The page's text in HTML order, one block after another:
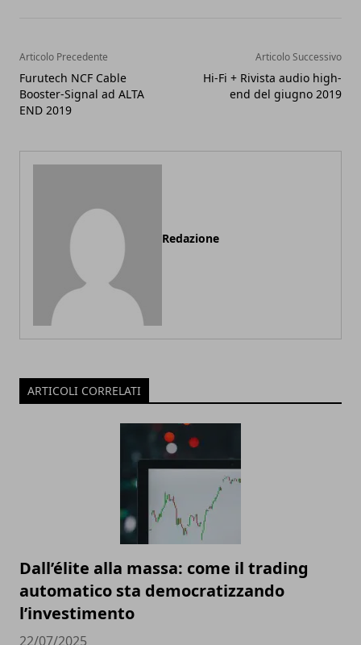
Articolo Precedente
Furutech NCF Cable
Booster-Signal ad ALTA
END 2019
Articolo Successivo
Hi-Fi + Rivista audio high-
end del giugno 2019
Redazione
ARTICOLI CORRELATI
Dall’élite alla massa: come il trading
automatico sta democratizzando
l’investimento
22/07/2025